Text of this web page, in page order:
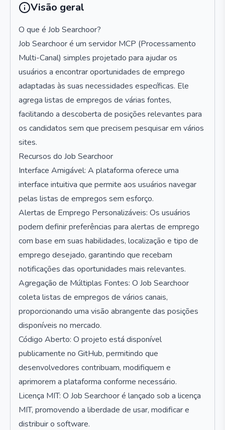
Visão geral
O que é Job Searchoor?
Job Searchoor é um servidor MCP (Processamento
Multi-Canal) simples projetado para ajudar os
usuários a encontrar oportunidades de emprego
adaptadas às suas necessidades específicas. Ele
agrega listas de empregos de várias fontes,
facilitando a descoberta de posições relevantes para
os candidatos sem que precisem pesquisar em vários
sites.
Recursos do Job Searchoor
Interface Amigável: A plataforma oferece uma
interface intuitiva que permite aos usuários navegar
pelas listas de empregos sem esforço.
Alertas de Emprego Personalizáveis: Os usuários
podem definir preferências para alertas de emprego
com base em suas habilidades, localização e tipo de
emprego desejado, garantindo que recebam
notificações das oportunidades mais relevantes.
Agregação de Múltiplas Fontes: O Job Searchoor
coleta listas de empregos de vários canais,
proporcionando uma visão abrangente das posições
disponíveis no mercado.
Código Aberto: O projeto está disponível
publicamente no GitHub, permitindo que
desenvolvedores contribuam, modifiquem e
aprimorem a plataforma conforme necessário.
Licença MIT: O Job Searchoor é lançado sob a licença
MIT, promovendo a liberdade de usar, modificar e
distribuir o software.